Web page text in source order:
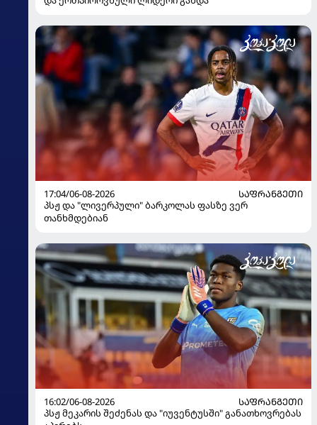
17:04/06-08-2026
ᲡᲐᲤᲠᲐᲜᲒᲔᲗᲘ
პსჟ და "ლივერპული" ბარკოლას ფასზე ვერ
თანხმდებიან
16:02/06-08-2026
ᲡᲐᲤᲠᲐᲜᲒᲔᲗᲘ
პსჟ მეკარის შეძენას და "იუვენტუსში" განათხოვრებას